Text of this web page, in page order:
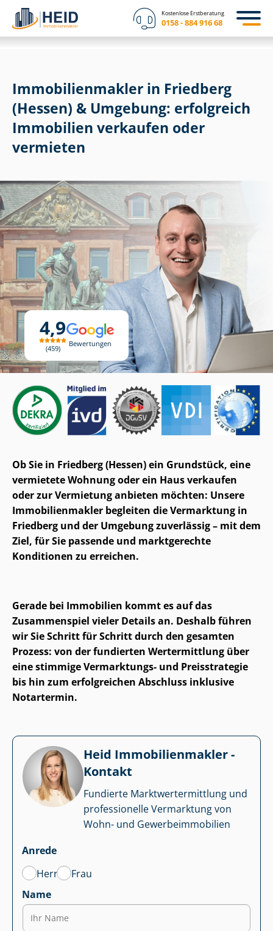
Kostenlose Erstberatung
0158 - 884 916 68
4,9
459
Bewertungen
Im­mo­bi­li­en­mak­ler in Friedberg
(Hessen) & Umgebung: erfolgreich
Immobilien verkaufen oder
vermieten
Ob Sie in Friedberg (Hessen) ein Grundstück, eine
vermietete Wohnung oder ein Haus verkaufen
oder zur Vermietung anbieten möchten: Unsere
Im­mo­bi­li­en­mak­ler begleiten die Vermarktung in
Friedberg und der Umgebung zuverlässig – mit dem
Ziel, für Sie passende und marktgerechte
Konditionen zu erreichen.
Gerade bei Immobilien kommt es auf das
Zusammenspiel vieler Details an. Deshalb führen
wir Sie Schritt für Schritt durch den gesamten
Prozess: von der fundierten Wertermittlung über
eine stimmige Vermarktungs- und Preisstrategie
bis hin zum erfolgreichen Abschluss inklusive
Notartermin.
Heid Im­mo­bi­li­en­mak­ler -
Kontakt
Fundierte Markt­wert­ermitt­lung und
professionelle Vermarktung von
Wohn- und Ge­wer­be­im­mo­bi­li­en
Anrede
Herr
Frau
Name